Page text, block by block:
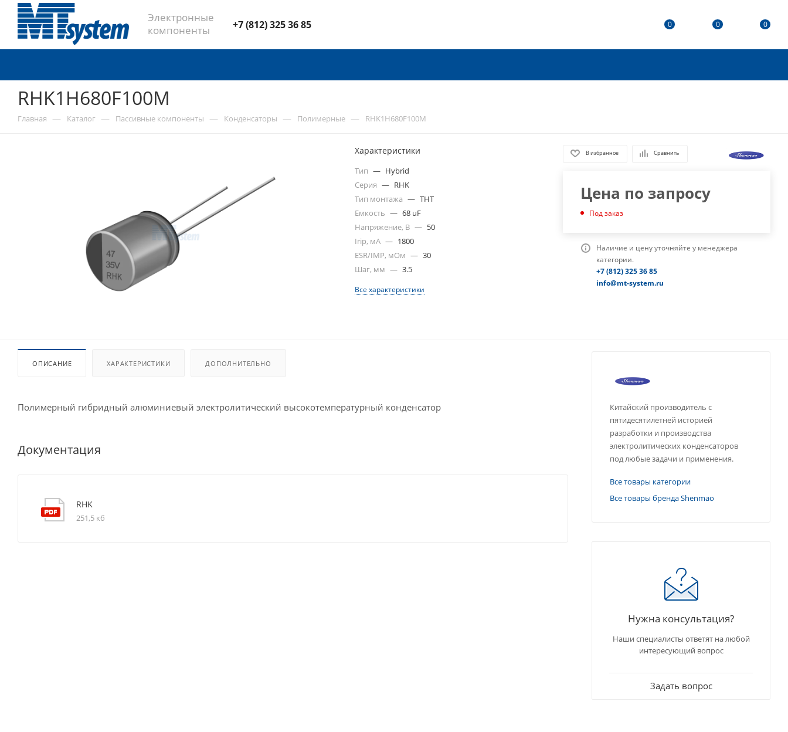
Электронные
компоненты
+7 (812) 325 36 85 0 0 0
RHK1H680F100M
Главная — Каталог — Пассивные компоненты — Конденсаторы — Полимерные — RHK1H680F100M
Характеристики
Тип — Hybrid
Серия — RHK
Тип монтажа — THT
Емкость — 68 uF
Напряжение, В — 50
Irip, мА — 1800
ESR/IMP, мОм — 30
Шаг, мм — 3.5
Все характеристики
В избранное Сравнить
Цена по запросу
Под заказ
Наличие и цену уточняйте у менеджера
категории.
+7 (812) 325 36 85
info@mt-system.ru
ОПИСАНИЕ ХАРАКТЕРИСТИКИ ДОПОЛНИТЕЛЬНО
Полимерный гибридный алюминиевый электролитический высокотемпературный конденсатор
Документация
RHK
251,5 кб
Китайский производитель с
пятидесятилетней историей
разработки и производства
электролитических конденсаторов
под любые задачи и применения.
Все товары категории
Все товары бренда Shenmao
Нужна консультация?
Наши специалисты ответят на любой
интересующий вопрос
Задать вопрос